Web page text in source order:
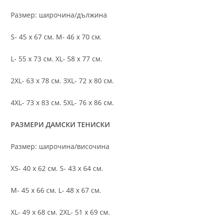
Размер: широчина/дължина
S- 45 х 67 см. M- 46 х 70 см.
L- 55 х 73 см. XL- 58 х 77 см.
2XL- 63 х 78 см. 3XL- 72 х 80 см.
4XL- 73 х 83 см. 5XL- 76 х 86 см.
РАЗМЕРИ ДАМСКИ ТЕНИСКИ
Размер: широчина/височина
XS- 40 х 62 см. S- 43 х 64 см.
M- 45 х 66 см. L- 48 х 67 см.
XL- 49 х 68 см. 2XL- 51 х 69 см.